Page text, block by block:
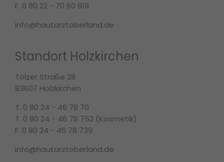
F. 0 80 22 - 70 60 919
info@hautarztoberland.de
Standort Holzkirchen
Tölzer Straße 28
83607 Holzkirchen
T. 0 80 24 - 46 78 70
T. 0 80 24 - 46 78 752 (Kosmetik)
F. 0 80 24 - 46 78 739
info@hautarztoberland.de